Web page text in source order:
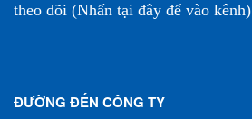
theo dõi (Nhấn tại đây để vào kênh)
ĐƯỜNG ĐẾN CÔNG TY